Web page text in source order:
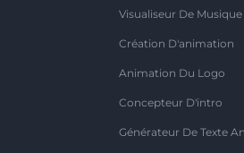
Visualiseur De
Création D'animation
Animation Du Logo
Concepteur D'intro
Générateur De Texte